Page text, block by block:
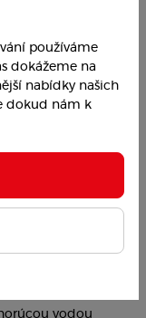
vodou
používáme
dokážeme na
nabídky našich
dokud nám k